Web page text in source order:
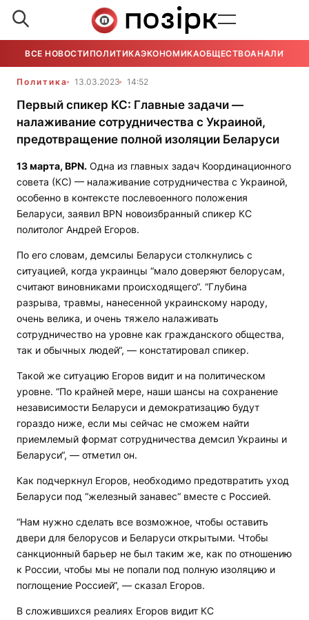
ВСЕ НОВОСТИ ПОЛИТИКАЭКОНОМИКАОБЩЕСТВОАНАЛИТИКА
Политика 13.03.2023 14:52
Первый спикер КС: Главные задачи —
налаживание сотрудничества с Украиной,
предотвращение полной изоляции Беларуси
13 марта, BPN. Одна из главных задач Координационного
совета (КС) — налаживание сотрудничества с Украиной,
особенно в контексте послевоенного положения
Беларуси, заявил BPN новоизбранный спикер КС
политолог Андрей Егоров.
По его словам, демсилы Беларуси столкнулись с
ситуацией, когда украинцы “мало доверяют белорусам,
считают виновниками происходящего“. “Глубина
разрыва, травмы, нанесенной украинскому народу,
очень велика, и очень тяжело налаживать
сотрудничество на уровне как гражданского общества,
так и обычных людей“, — констатировал спикер.
Такой же ситуацию Егоров видит и на политическом
уровне. “По крайней мере, наши шансы на сохранение
независимости Беларуси и демократизацию будут
гораздо ниже, если мы сейчас не сможем найти
приемлемый формат сотрудничества демсил Украины и
Беларуси“, — отметил он.
Как подчеркнул Егоров, необходимо предотвратить уход
Беларуси под “железный занавес“ вместе с Россией.
“Нам нужно сделать все возможное, чтобы оставить
двери для белорусов и Беларуси открытыми. Чтобы
санкционный барьер не был таким же, как по отношению
к России, чтобы мы не попали под полную изоляцию и
поглощение Россией“, — сказал Егоров.
В сложившихся реалиях Егоров видит КС